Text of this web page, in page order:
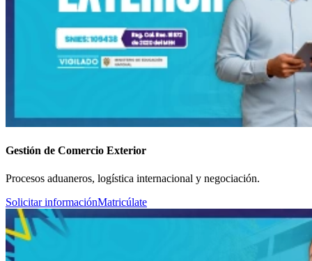
Gestión de Comercio Exterior
Procesos aduaneros, logística internacional y negociación.
Solicitar informaciónMatricúlate